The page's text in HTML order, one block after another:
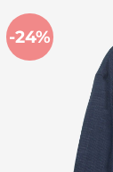
-24%